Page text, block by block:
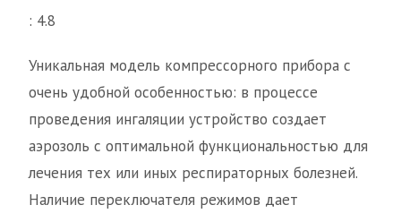
: 4.8
Уникальная модель компрессорного прибора с
очень удобной особенностью: в процессе
проведения ингаляции устройство создает
аэрозоль с оптимальной функциональностью для
лечения тех или иных респираторных болезней.
Наличие переключателя режимов дает